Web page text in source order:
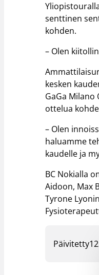
senttinen
kohden.
– Olen
kesken
GaGa
ottelua
– Olen
haluamme
kaudelle ja
BC Nokialla
Aidoon, Max
Tyrone
Päivitetty